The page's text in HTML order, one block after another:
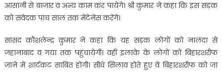
आसानी से बाजार व अन्य काम कर पायेंगे। श्री कुमार ने कहा कि इस सड़क
को संवेदक पांच साल तक मेंटेनेंस करेंगे।
सांसद कौशलेन्द्र कुमार ने कहा कि यह सड़क लोगों को नालंदा से
जहानाबाद व गया तक पहुंचायेगी। वहीं इलाके के लोगों को बिहारशरीफ
जाने में शार्टकट साबित होगी। सीधे सिलाव होते हुए वे बिहारशरीफ को जा